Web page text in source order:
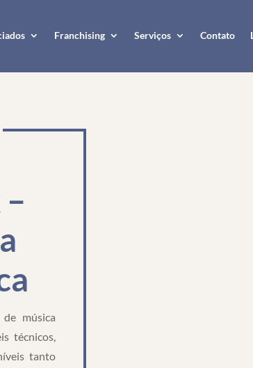
Franchising Serviços Contato
música
técnicos,
tanto